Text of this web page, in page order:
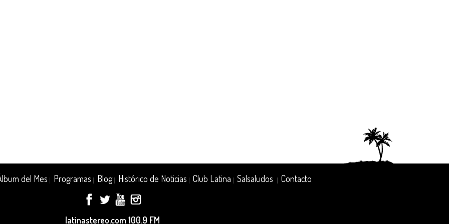
del Mes Programas Blog| Histórico de Noticias Club Latina Salsaludos Contacto
latinastereo.com 100.9 FM